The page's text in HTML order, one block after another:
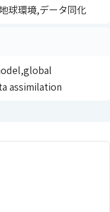
球環境,データ同化
assimilation